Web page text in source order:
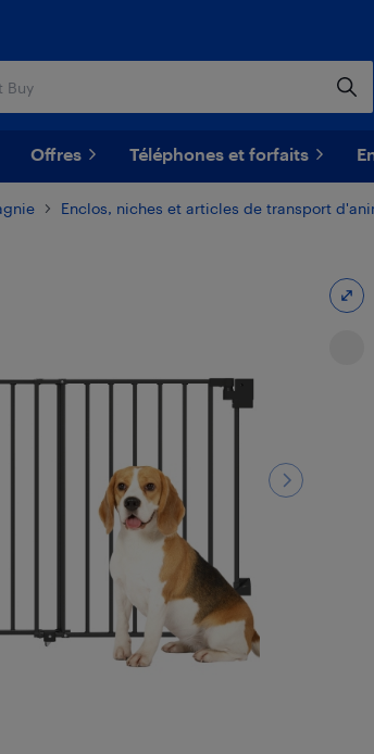
Offres Téléphones et forfaits
Enclos, niches et articles de transport